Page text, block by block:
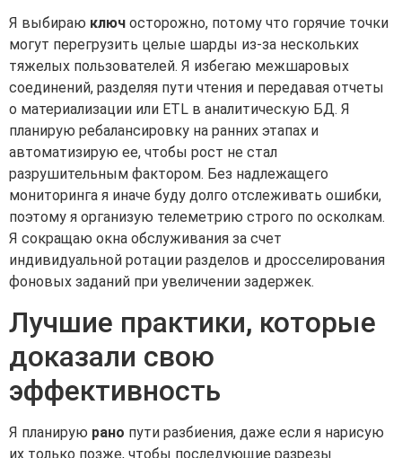
Я выбираю ключ осторожно, потому что горячие точки
могут перегрузить целые шарды из-за нескольких
тяжелых пользователей. Я избегаю межшаровых
соединений, разделяя пути чтения и передавая отчеты
о материализации или ETL в аналитическую БД. Я
планирую ребалансировку на ранних этапах и
автоматизирую ее, чтобы рост не стал
разрушительным фактором. Без надлежащего
мониторинга я иначе буду долго отслеживать ошибки,
поэтому я организую телеметрию строго по осколкам.
Я сокращаю окна обслуживания за счет
индивидуальной ротации разделов и дросселирования
фоновых заданий при увеличении задержек.
Лучшие практики, которые
доказали свою
эффективность
Я планирую рано пути разбиения, даже если я нарисую
их только позже, чтобы последующие разрезы